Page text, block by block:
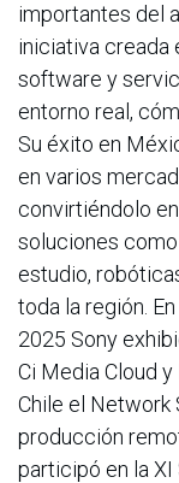
importantes del
iniciativa creada
software y
entorno real,
Su éxito en
en varios
convirtiéndolo
soluciones
estudio,
toda la región.
2025 Sony
Ci Media Cloud
Chile el Network
producción
participó en la XI